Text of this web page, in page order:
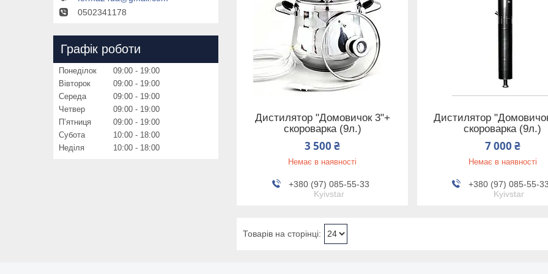
Дистилятор "Домовичок 3"+
скороварка (9л.)
3 500 ₴
Немає в наявності
+380 (97) 085-55-33
Kyivstar
Дистилятор
скороварка (9л.)
7 000 ₴
Немає в наявності
+380 (97) 085-55-33
Kyivstar
0502341178
Графік роботи
Понеділок 09:00
19:00
Вівторок
09:00
19:00
Середа
09:00
19:00
Четвер
09:00
19:00
Пʼятниця
09:00
19:00
Субота
10:00
18:00
Неділя
10:00 18:00